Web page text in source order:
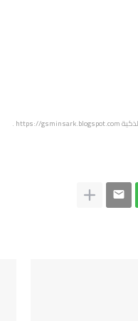
https://gsminsark.blogspot.com
.